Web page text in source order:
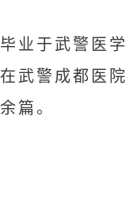
毕业于武警医
在武警成都医
余篇。